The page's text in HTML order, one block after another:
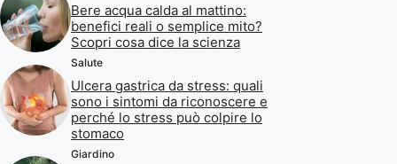
Bere acqua calda al mattino:
benefici reali o semplice mito?
Scopri cosa dice la scienza
Salute
Ulcera gastrica da stress: quali
sono i sintomi da riconoscere e
perché lo stress può colpire lo
stomaco
Giardino